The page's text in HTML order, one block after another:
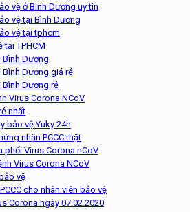
vệ ở Bình Dương uy tín
vệ tại Bình Dương
vệ tại tphcm
tại TPHCM
Bình Dương
Dương giá rẻ
Bình Dương rẻ
Virus Corona NCoV
nhất
bảo vệ Yuky 24h
nhận PCCC thật
phổi Virus Corona nCoV
Virus Corona NCoV
vệ
cho nhân viên bảo vệ
Corona ngày 07.02.2020